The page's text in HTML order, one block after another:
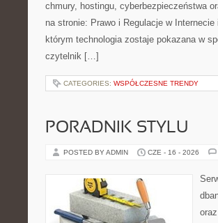
chmury, hostingu, cyberbezpieczeństwa
na stronie: Prawo i Regulacje w
którym technologia zostaje pokazana w
czytelnik […]
CATEGORIES: WSPÓŁCZESNE TRENDY
PORADNIK STYLU
POSTED BY ADMIN CZE - 16 - 2026